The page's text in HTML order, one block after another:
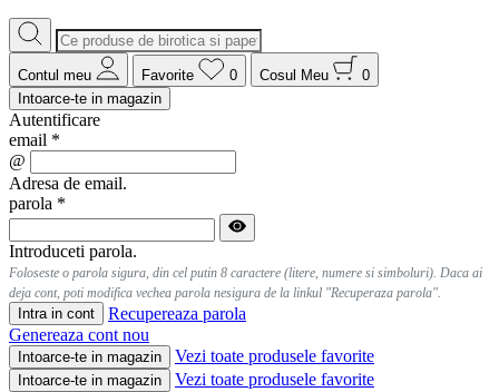
Contul meu Favorite 0 Cosul Meu
0
Intoarce-te in magazin
Autentificare
email *
@
Adresa de email.
parola *
Introduceti parola.
Foloseste o parola sigura, din cel putin 8 caractere (litere, numere si simboluri). Daca ai
deja cont, poti modifica vechea parola nesigura de la linkul "Recuperaza parola".
Intra in cont
Recupereaza parola
Genereaza cont nou
Intoarce-te in magazin Vezi toate produsele favorite
Intoarce-te in magazin Vezi toate produsele favorite